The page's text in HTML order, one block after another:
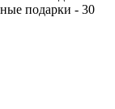
подарки - 30